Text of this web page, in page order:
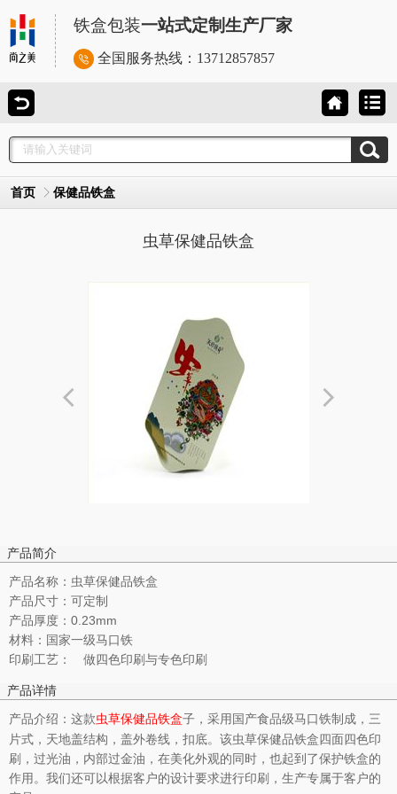
铁盒包装一站式定制生产厂家
全国服务热线： 13712857857
首页 保健品铁盒
虫草保健品铁盒
产品简介
产品名称：虫草保健品铁盒
产品尺寸：可定制
产品厚度：0.23mm
材料：国家一级马口铁
印刷工艺： 做四色印刷与专色印刷
产品详情
产品介绍：这款虫草保健品铁盒子，采用国产食品级马口铁制成，三
片式，天地盖结构，盖外卷线，扣底。该虫草保健品铁盒四面四色印
刷，过光油，内部过金油，在美化外观的同时，也起到了保护铁盒的
作用。我们还可以根据客户的设计要求进行印刷，生产专属于客户的